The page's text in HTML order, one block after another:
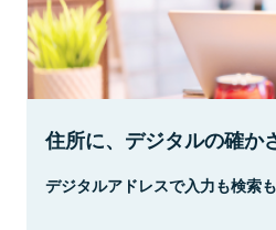
住所に、デジタルの確か
デジタルアドレスで入力も検索も